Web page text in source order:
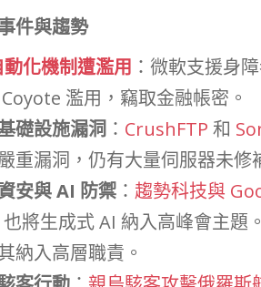
件與趨勢
化機制遭濫用 ：微軟支援身
濫用，竊取金融帳密。
礎設施漏洞 ： CrushFTP 和
重漏洞，仍有大量伺服器未修
安與 AI 防禦 ： 趨勢科技與
也將生成式 AI 納入高峰會主題
納入高層職責。